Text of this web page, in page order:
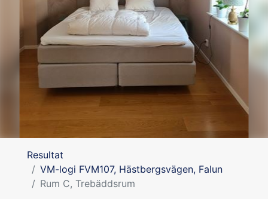
Resultat
VM-logi FVM107, Hästbergsvägen, Falun
Rum C, Trebäddsrum